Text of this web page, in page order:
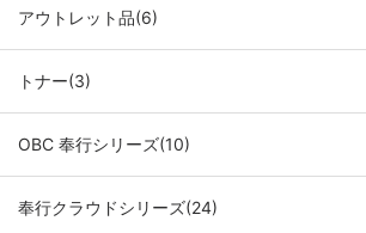
アウトレット品(6)
トナー(3)
OBC 奉行シリーズ(10)
奉行クラウドシリーズ(24)